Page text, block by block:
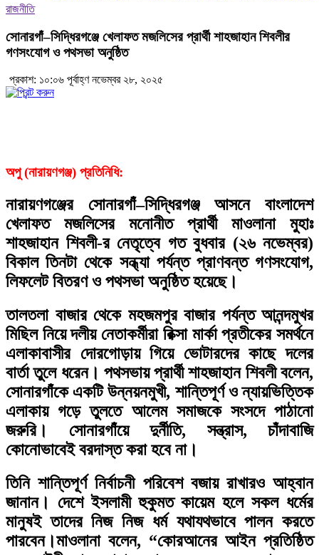
রাজনীতি
সোনারগাঁ–সিদ্ধিরগঞ্জে খেলাফত মজলিসের প্রার্থী শাহজাহান শিবলীর
গণসংযোগ ও পথসভা অনুষ্ঠিত
প্রকাশ: ১০:০৬ পূর্বাহ্ণ নভেম্বর ২৮, ২০২৫
অপু (নারায়ণগঞ্জ) প্রতিনিধি:
নারায়ণগঞ্জের সোনারগাঁ–সিদ্ধিরগঞ্জ আসনে বাংলাদেশ
খেলাফত মজলিসের মনোনীত প্রার্থী মাওলানা মুহাঃ
শাহজাহান শিবলী-র নেতৃত্বে গত বুধবার (২৬ নভেম্বর)
বিকাল তিনটা থেকে সন্ধ্যা পর্যন্ত প্রাণবন্ত গণসংযোগ,
লিফলেট বিতরণ ও পথসভা অনুষ্ঠিত হয়েছে।
তালতলা বাজার থেকে মহজমপুর বাজার পর্যন্ত আনন্দমুখর
মিছিল নিয়ে দলীয় নেতাকর্মীরা রিক্সা মার্কা প্রতীকের সমর্থনে
এলাকাবাসীর দোরগোড়ায় গিয়ে ভোটারদের কাছে দলের
বার্তা তুলে ধরেন। পথসভায় প্রার্থী শাহজাহান শিবলী বলেন,
সোনারগাঁকে একটি উন্নয়নমুখী, শান্তিপূর্ণ ও ন্যায়ভিত্তিক
এলাকায় গড়ে তুলতে আলেম সমাজকে সংসদে পাঠানো
জরুরি। সোনারগাঁয়ে দুর্নীতি, সন্ত্রাস, চাঁদাবাজি
কোনোভাবেই বরদাস্ত করা হবে না।
তিনি শান্তিপূর্ণ নির্বাচনী পরিবেশ বজায় রাখারও আহ্বান
জানান। দেশে ইসলামী হুকুমত কায়েম হলে সকল ধর্মের
মানুষই তাদের নিজ নিজ ধর্ম যথাযথভাবে পালন করতে
পারবেন।মাওলানা বলেন, “কোরআনের আইন প্রতিষ্ঠিত